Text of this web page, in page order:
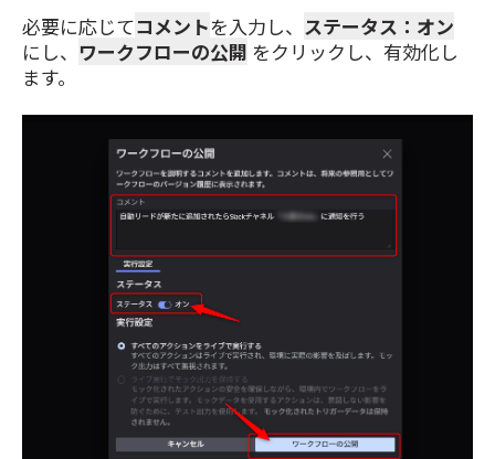
必要に応じてコメントを入力し、 ステータス：オン
にし、 ワークフローの公開 をクリックし、有効化し
ます。